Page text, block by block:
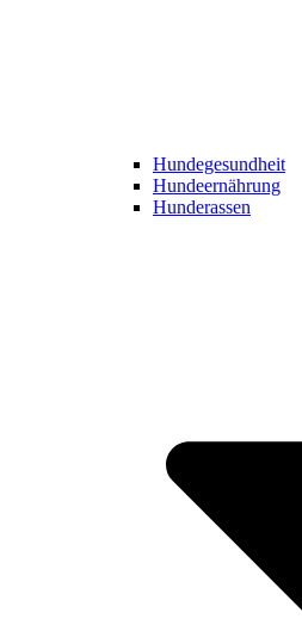
Hundegesundheit
Hundeernährung
Hunderassen